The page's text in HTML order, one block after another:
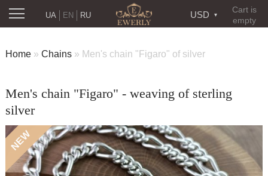
Cart is
empty
USD
RU
UA EN
Home » Chains » Men's chain "Figaro" of silver
Men's chain "Figaro" - weaving of sterling
silver
NEW